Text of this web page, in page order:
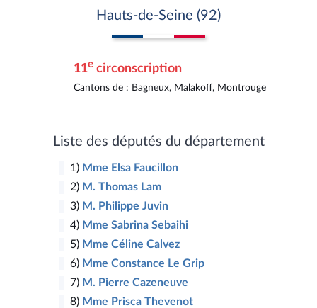
Hauts-de-Seine (92)
4
11e circonscription
Cantons de : Bagneux, Malakoff, Montrouge
Liste des députés du département
1) Mme Elsa Faucillon
2) M. Thomas Lam
3) M. Philippe Juvin
4) Mme Sabrina Sebaihi
5) Mme Céline Calvez
6) Mme Constance Le Grip
7) M. Pierre Cazeneuve
8) Mme Prisca Thevenot